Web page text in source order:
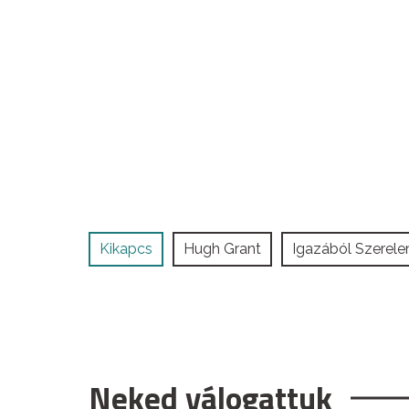
Kikapcs Hugh Grant Igazából
Neked válogattuk